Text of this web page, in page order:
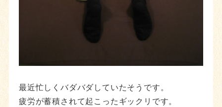
最近忙しくバダバダしていたそうです。
疲労が蓄積されて起こったギックリです。